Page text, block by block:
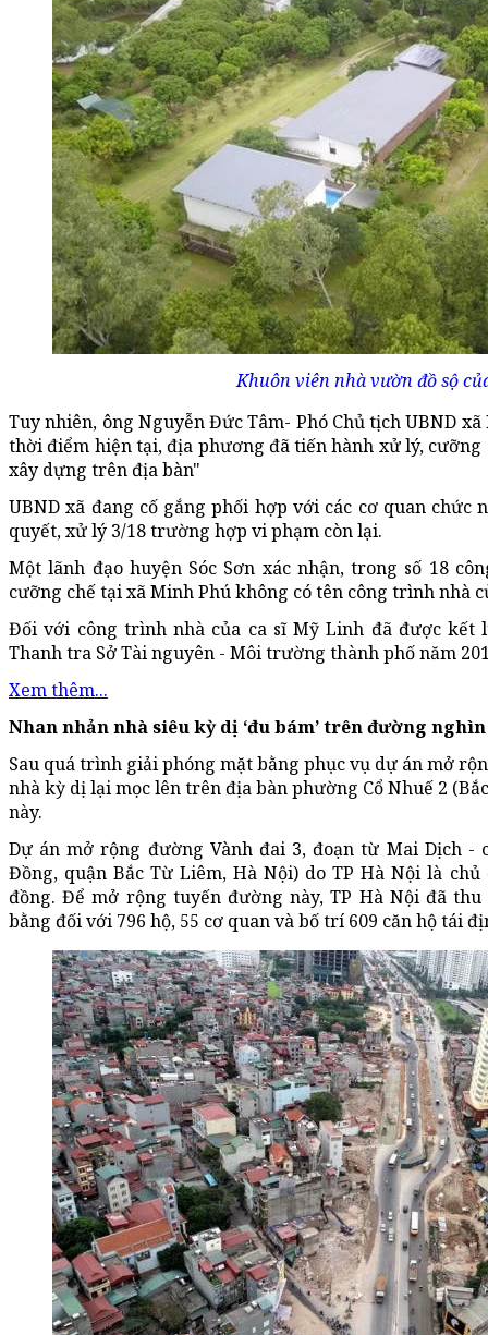
Khuôn viên nhà vườn đồ sộ
Tuy nhiên, ông Nguyễn Đức Tâm- Phó Chủ tịch UBND
thời điểm hiện tại, địa phương đã tiến hành xử lý,
xây dựng trên địa bàn"
UBND xã đang cố gắng phối hợp với các cơ quan
quyết, xử lý 3/18 trường hợp vi phạm còn lại.
Một lãnh đạo huyện Sóc Sơn xác nhận, trong số 18
cưỡng chế tại xã Minh Phú không có tên công trình nhà
Đối với công trình nhà của ca sĩ Mỹ Linh đã được kết
Thanh tra Sở Tài nguyên - Môi trường thành phố năm
Xem thêm...
Nhan nhản nhà siêu kỳ dị ‘đu bám’ trên đường
Sau quá trình giải phóng mặt bằng phục vụ dự án mở
nhà kỳ dị lại mọc lên trên địa bàn phường Cổ Nhuế 2
này.
Dự án mở rộng đường Vành đai 3, đoạn từ Mai Dịch -
Đồng, quận Bắc Từ Liêm, Hà Nội) do TP Hà Nội là
đồng. Để mở rộng tuyến đường này, TP Hà Nội đã
bằng đối với 796 hộ, 55 cơ quan và bố trí 609 căn hộ tái